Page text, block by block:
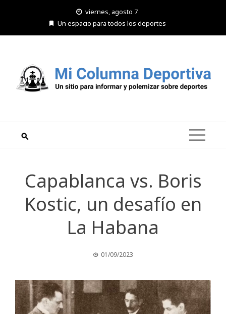
viernes, agosto 7
Un espacio para todos los deportes
Capablanca vs. Boris
Kostic, un desafío en
La Habana
01/09/2023